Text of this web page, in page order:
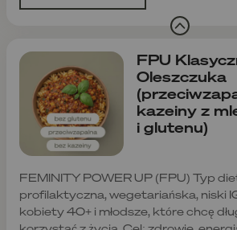
FPU
Oleszczuka
kazeiny z
i glutenu)
FEMINITY POWER UP (FPU) Typ
profilaktyczna, wegetariańska, niski
kobiety 40+ i młodsze, które chcę